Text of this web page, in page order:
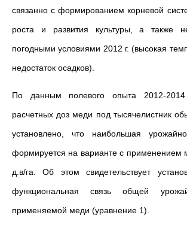
связанно с формированием корневой
роста и развития культуры, а также
погодными условиями 2012 г. (высокая
недостаток осадков).
По данным полевого опыта 2012-2014
расчетных доз меди под тысячелистник
установлено, что наибольшая
формируется на варианте с применением
д.в/га. Об этом свидетельствует
функциональная связь общей
применяемой меди (уравнение 1).